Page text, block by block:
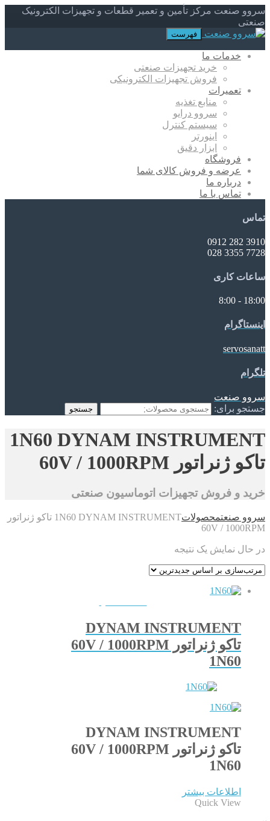
سروو صنعت مرکز تأمین و تعمیر قطعات و تجهیزات الکترونیک
صنعتی
فهرست
خدمات ما
خرید تجهیزات صنعتی
فروش تجهیزات الکترونیکی
تعمیرات
منابع تغذیه
سروو درایو
سیستم کنترل
اینورتر
ابزار دقیق
فروشگاه
عرضه و فروش کالای شما
درباره ما
تماس با ما
تماس
3910 282 0912
7728 3355 028
ساعات کاری
18:00 - 8:00
اینستاگرام
servosanatt
تلگرام
سروو صنعت
جستجو برای:
جستجو
1N60 DYNAM INSTRUMENT
تاکو ژنراتور 60V / 1000RPM
خرید و فروش تجهیزات اتوماسیون صنعتی
سروو صنعتمحصولات
1N60 DYNAM INSTRUMENT تاکو ژنراتور
60V / 1000RPM
در حال نمایش یک نتیجه
DYNAM INSTRUMENT
تاکو ژنراتور 60V / 1000RPM
1N60
DYNAM INSTRUMENT
تاکو ژنراتور 60V / 1000RPM
1N60
اطلاعات بیشتر
Quick View